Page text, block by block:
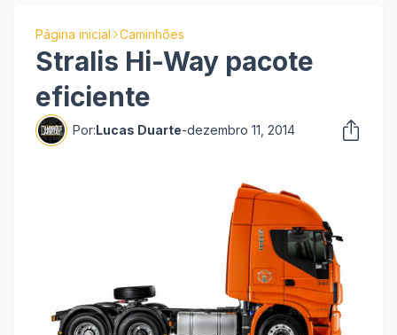
Página inicial Caminhões
Stralis Hi-Way pacote
eficiente
Por:Lucas Duarte-dezembro 11, 2014